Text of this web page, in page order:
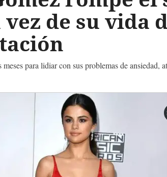
de su vida
para lidiar con sus problemas de ansiedad,